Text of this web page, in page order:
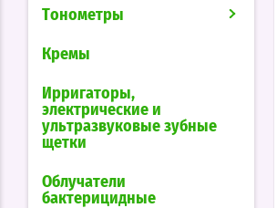
Тонометры
Кремы
Ирригаторы,
электрические и
ультразвуковые зубные
щетки
Облучатели
бактерицидные